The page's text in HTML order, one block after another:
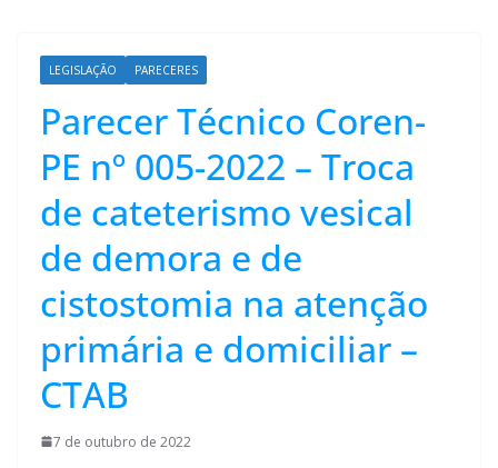
LEGISLAÇÃO PARECERES
Parecer Técnico Coren-
PE nº 005-2022 – Troca
de cateterismo vesical
de demora e de
cistostomia na atenção
primária e domiciliar –
CTAB
7 de outubro de 2022